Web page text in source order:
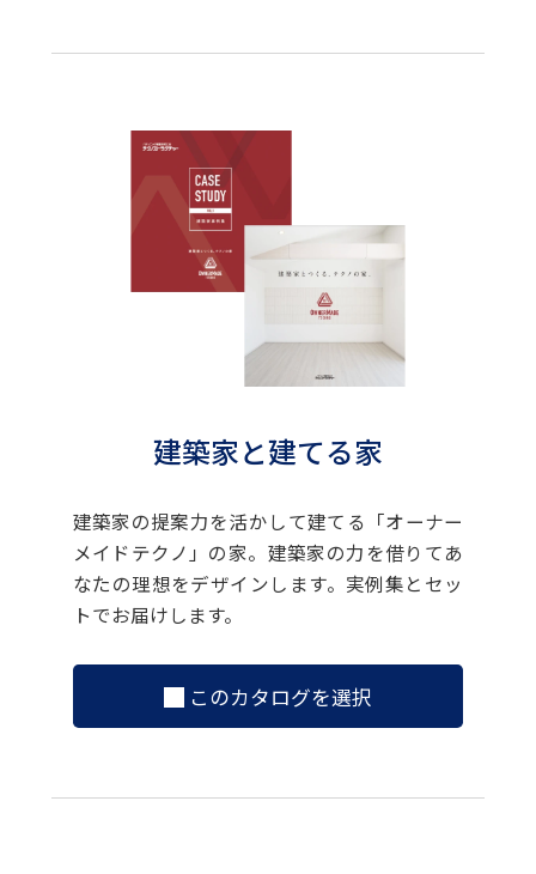
建築家と建てる家
建築家の提案力を活かして建てる「オーナー
メイドテクノ」の家。建築家の力を借りてあ
なたの理想をデザインします。実例集とセッ
トでお届けします。
このカタログを選択